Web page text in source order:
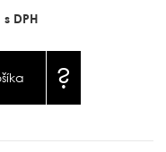
s DPH
?